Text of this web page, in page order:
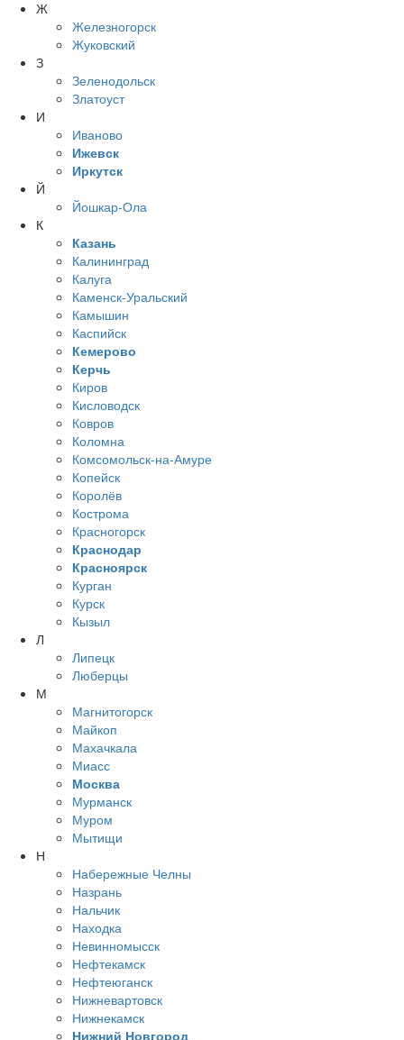
Ж
Железногорск
Жуковский
З
Зеленодольск
Златоуст
И
Иваново
Ижевск
Иркутск
Й
Йошкар-Ола
К
Казань
Калининград
Калуга
Каменск-Уральский
Камышин
Каспийск
Кемерово
Керчь
Киров
Кисловодск
Ковров
Коломна
Комсомольск-на-Амуре
Копейск
Королёв
Кострома
Красногорск
Краснодар
Красноярск
Курган
Курск
Кызыл
Л
Липецк
Люберцы
М
Магнитогорск
Майкоп
Махачкала
Миасс
Москва
Мурманск
Муром
Мытищи
Н
Набережные Челны
Назрань
Нальчик
Находка
Невинномысск
Нефтекамск
Нефтеюганск
Нижневартовск
Нижнекамск
Нижний Новгород